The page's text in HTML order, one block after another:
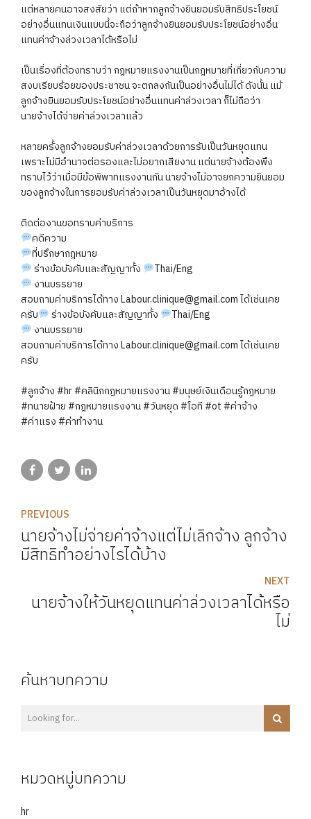
แต่หลายคนอาจสงสัยว่า แต่ถ้าหากลูกจ้างยินยอมรับสิทธิประโยชน์
อย่างอื่นแทนเงินแบบนี้จะถือว่าลูกจ้างยินยอมรับประโยชน์อย่างอื่น
แทนค่าจ้างล่วงเวลาได้หรือไม่
เป็นเรื่องที่ต้องทราบว่า กฎหมายแรงงานเป็นกฎหมายที่เกี่ยวกับความ
สงบเรียบร้อยของประชาชน จะตกลงกันเป็นอย่างอื่นไม่ได้ ดังนั้น แม้
ลูกจ้างยินยอมรับประโยชน์อย่างอื่นแทนค่าล่วงเวลา ก็ไม่ถือว่า
นายจ้างได้จ่ายค่าล่วงเวลาแล้ว
หลายครั้งลูกจ้างยอมรับค่าล่วงเวลาด้วยการรับเป็นวันหยุดแทน
เพราะไม่มีอำนาจต่อรองและไม่อยากเสียงาน แต่นายจ้างต้องพึง
ทราบไว้ว่าเมื่อมีข้อพิพาทแรงงานกัน นายจ้างไม่อาจยกความยินยอม
ของลูกจ้างในการยอมรับค่าล่วงเวลาเป็นวันหยุดมาอ้างได้
ติดต่องานขอทราบค่าบริการ
คดีความ
ที่ปรึกษากฎหมาย
ร่างข้อบังคับและสัญญาทั้ง
Thai/Eng
งานบรรยาย
สอบถามค่าบริการได้ทาง Labour.clinique@gmail.com ได้เช่นเคย
ครับ
ร่างข้อบังคับและสัญญาทั้ง
Thai/Eng
งานบรรยาย
สอบถามค่าบริการได้ทาง Labour.clinique@gmail.com ได้เช่นเคย
ครับ
#ลูกจ้าง#hr#คลินิกกฎหมายแรงงาน#มนุษย์เงินเดือนรู้กฎหมาย
#ทนายฝ้าย#กฎหมายแรงงาน#วันหยุด#โอที#ot#ค่าจ้าง
#ค่าแรง#ค่าทำงาน
PREVIOUS
นายจ้างไม่จ่ายค่าจ้างแต่ไม่เลิกจ้าง ลูกจ้าง
มีสิทธิทำอย่างไรได้บ้าง
NEXT
นายจ้างให้วันหยุดแทนค่าล่วงเวลาได้หรือ
ไม่
ค้นหาบทความ
หมวดหมู่บทความ
hr